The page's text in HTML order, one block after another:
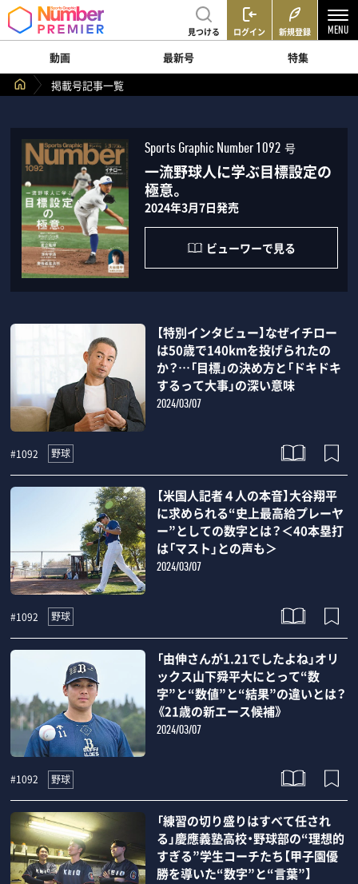
見つける ログイン 新規登録
動画 最新号
特集
掲載号記事一覧
Sports Graphic Number 1092 号
一流野球人に学ぶ目標設定の
極意。
2024年3月7日発売
ビューワーで見る
【特別インタビュー】なぜイチロー
は50歳で140kmを投げられたの
か？…「目標」の決め方と「ドキドキ
するって大事」の深い意味
2024/03/07
#1092 野球
【米国人記者４人の本音】大谷翔平
に求められる“史上最高給プレーヤ
ー”としての数字とは？＜40本塁打
は「マスト」との声も＞
2024/03/07
#1092 野球
「由伸さんが1.21でしたよね」オリ
ックス山下舜平大にとって“数
字”と“数値”と“結果”の違いとは？
《21歳の新エース候補》
2024/03/07
#1092 野球
「練習の切り盛りはすべて任され
る」慶應義塾高校・野球部の“理想的
すぎる”学生コーチたち【甲子園優
勝を導いた“数字”と“言葉”】